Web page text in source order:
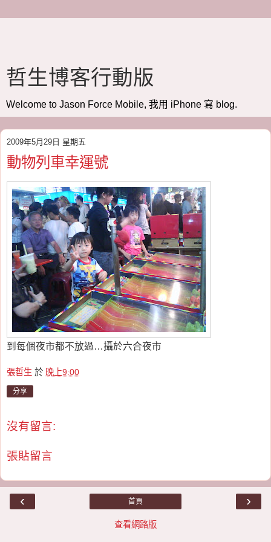
哲生博客行動版
Welcome to Jason Force Mobile, 我用 iPhone 寫 blog.
2009年5月29日 星期五
動物列車幸運號
到每個夜市都不放過…攝於六合夜市
張哲生 於 晚上9:00
分享
沒有留言:
張貼留言
‹ ›
首頁
查看網路版